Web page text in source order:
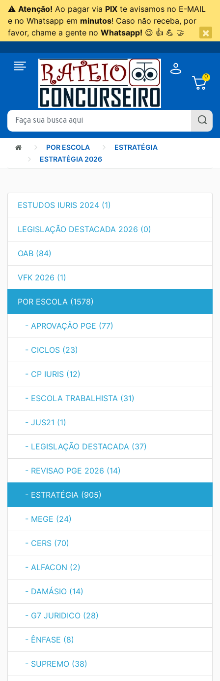
⚠ Atenção! Ao pagar via PIX te avisamos no E-MAIL
e no Whatsapp em minutos! Caso não receba, por
favor, chame a gente no Whatsapp! 😉 👍 💪 🤝 ×
0
POR ESCOLA
ESTRATÉGIA
ESTRATÉGIA 2026
ESTUDOS IURIS 2024 (1)
LEGISLAÇÃO DESTACADA 2026 (0)
OAB (84)
VFK 2026 (1)
POR ESCOLA (1578)
- APROVAÇÃO PGE (77)
- CICLOS (23)
- CP IURIS (12)
- ESCOLA TRABALHISTA (31)
- JUS21 (1)
- LEGISLAÇÃO DESTACADA (37)
- REVISAO PGE 2026 (14)
- ESTRATÉGIA (905)
- MEGE (24)
- CERS (70)
- ALFACON (2)
- DAMÁSIO (14)
- G7 JURIDICO (28)
- ÊNFASE (8)
- SUPREMO (38)